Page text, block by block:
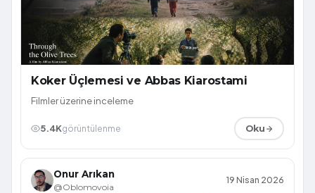
Koker Üçlemesi ve Abbas Kiarostami
Filmler üzerine inceleme
5.4Kgörüntülenme Oku
Onur Arıkan
@Oblomovoia
19 Nisan 2026